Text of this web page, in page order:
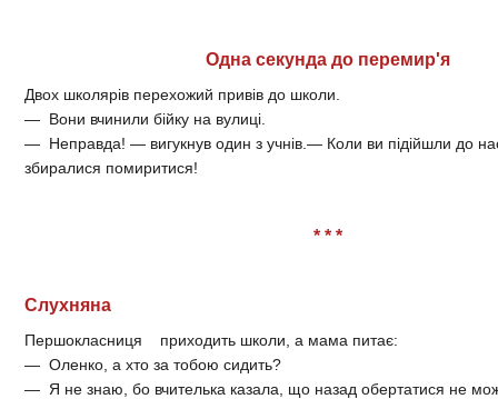
Одна секунда до перемир'я
Двох школярів перехожий привів до школи.
— Вони вчинили бійку на вулиці.
— Неправда! — вигукнув один з учнів.— Коли ви підійшли до
збиралися помиритися!
* * *
Слухняна
Першокласниця приходить школи, а мама питає:
— Оленко, а хто за тобою сидить?
— Я не знаю, бо вчителька казала, що назад обертатися не